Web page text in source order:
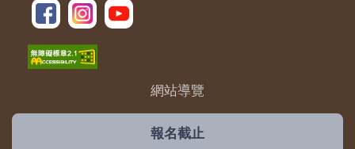
報名截止
網站導覽